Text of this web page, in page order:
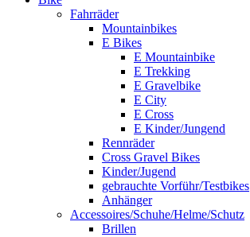
Fahrräder
Mountainbikes
E Bikes
E Mountainbike
E Trekking
E Gravelbike
E City
E Cross
E Kinder/Jungend
Rennräder
Cross Gravel Bikes
Kinder/Jugend
gebrauchte Vorführ/Testbikes
Anhänger
Accessoires/Schuhe/Helme/Schutz
Brillen